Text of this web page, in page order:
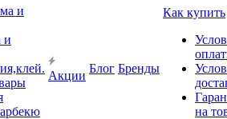
и
Акции
Блог Бренды
Как купить
на